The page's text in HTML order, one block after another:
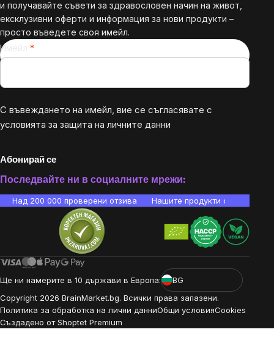
и получавайте съвети за здравословен начин на живот,
ексклузивни оферти и информация за нови продукти –
просто въведете своя имейл.
Имейл
С въвеждането на имейл, вие се съгласявате с
условията за защита на личните данни
Абонирай се
Последвайте ни в социалните мрежи:
Над 200 000 проверени отзива Нашите продукти са
Ще ни намерите в 10 държави в Европа:
BG
Copyright 2026 BrainMarket.bg. Всички права запазени.
Политика за обработка на лични данниОбщи условияCookies
Създадено от Shoptet Premium